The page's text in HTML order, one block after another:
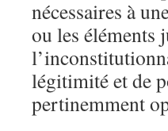
nécessaires à
ou les éléments
légitimité et de
pertinemment